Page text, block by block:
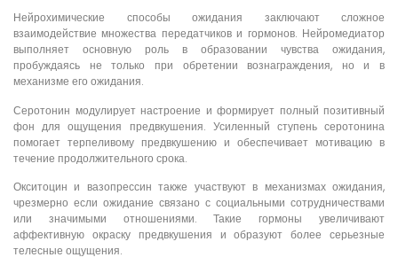
Нейрохимические способы ожидания заключают сложное
взаимодействие множества передатчиков и гормонов. Нейромедиатор
выполняет основную роль в образовании чувства ожидания,
пробуждаясь не только при обретении вознаграждения, но и в
механизме его ожидания.
Серотонин модулирует настроение и формирует полный позитивный
фон для ощущения предвкушения. Усиленный ступень серотонина
помогает терпеливому предвкушению и обеспечивает мотивацию в
течение продолжительного срока.
Окситоцин и вазопрессин также участвуют в механизмах ожидания,
чрезмерно если ожидание связано с социальными сотрудничествами
или значимыми отношениями. Такие гормоны увеличивают
аффективную окраску предвкушения и образуют более серьезные
телесные ощущения.